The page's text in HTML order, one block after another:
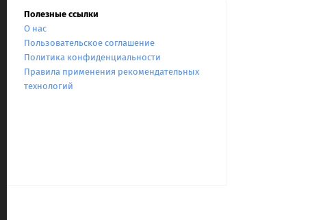
Полезные ссылки
О нас
Пользовательское соглашение
Политика конфиденциальности
Правила применения рекомендательных
технологий